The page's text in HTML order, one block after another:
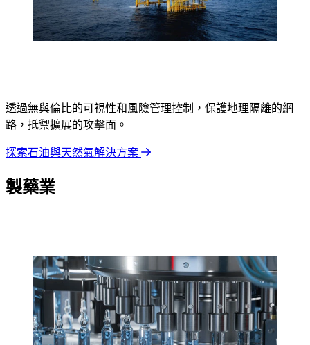
透過無與倫比的可視性和風險管理控制，保護地理隔離的網
路，抵禦擴展的攻擊面。
探索石油與天然氣解決方案
製藥業